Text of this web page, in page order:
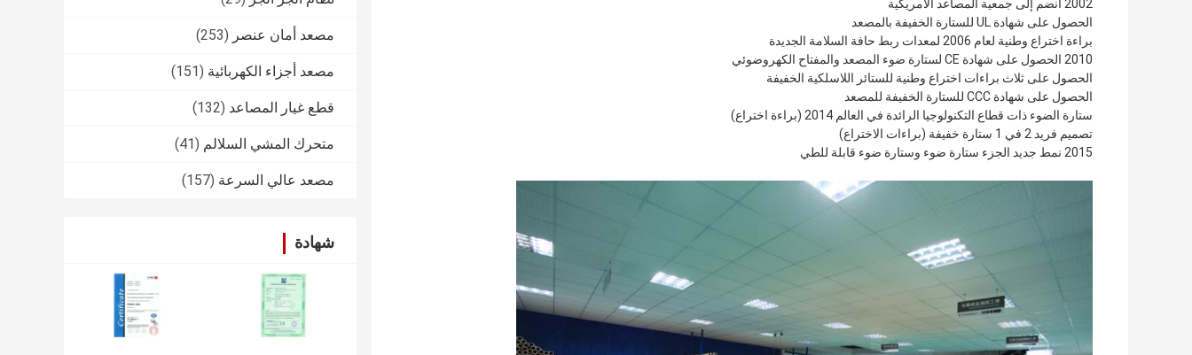
مصعد أمان عنصر (253)
مصعد أجزاء الكهربائية (151)
قطع غيار المصاعد (132)
متحرك المشي السلالم (41)
مصعد عالي السرعة (157)
شهادة
2002 انضم إلى جمعية المصاعد الأمريكية
الحصول على شهادة UL للستارة الخفيفة بالمصعد
براءة اختراع وطنية لعام 2006 لمعدات ربط حافة السلامة الجديدة
2010 الحصول على شهادة CE لستارة ضوء المصعد والمفتاح الكهروضوئي
الحصول على ثلاث براءات اختراع وطنية للستائر اللاسلكية الخفيفة
الحصول على شهادة CCC للستارة الخفيفة للمصعد
ستارة الضوء ذات قطاع التكنولوجيا الرائدة في العالم 2014 (براءة اختراع)
تصميم فريد 2 في 1 ستارة خفيفة (براءات الاختراع)
2015 نمط جديد الجزء ستارة ضوء وستارة ضوء قابلة للطي